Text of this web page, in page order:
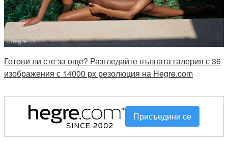
Готови ли сте за още? Разгледайте пълната галерия с 36
изображения с 14000 px резолюция на Hegre.com
Присъедини се